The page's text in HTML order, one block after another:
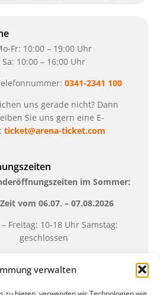
verwalten
Fr: 10:00 – 19:00 Uhr
Sa: 10:00 – 16:00 Uhr
0341-2341 100
uns gerade nicht? Dann
Sie uns gern eine E-
ticket@arena-ticket.com
im Sommer:
vom 06.07. – 07.08.2026
Freitag: 10-18 Uhr Samstag:
geschlossen